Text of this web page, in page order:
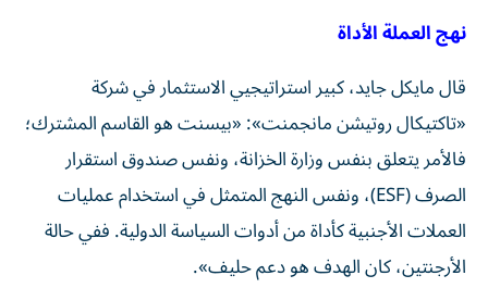
نهج العملة الأداة
قال مايكل جايد، كبير استراتيجيي الاستثمار في شركة
«تاكتيكال روتيشن مانجمنت»: «بيسنت هو القاسم المشترك؛
فالأمر يتعلق بنفس وزارة الخزانة، ونفس صندوق استقرار
الصرف (ESF)، ونفس النهج المتمثل في استخدام عمليات
العملات الأجنبية كأداة من أدوات السياسة الدولية. ففي حالة
الأرجنتين، كان الهدف هو دعم حليف».